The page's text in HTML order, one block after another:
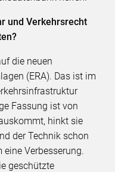
und Verkehrsrecht
die neuen
(ERA). Das ist im
Fassung ist von
hinkt sie
der Technik schon
Verbesserung.
geschützte